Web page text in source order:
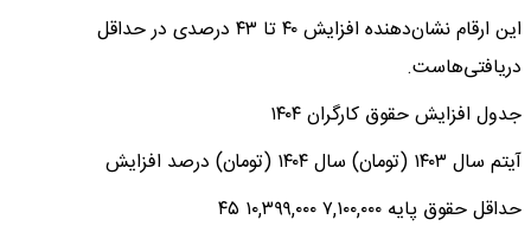
این ارقام نشان‌دهنده افزایش ۴۰ تا ۴۳ درصدی در حداقل
دریافتی‌هاست.
جدول افزایش حقوق کارگران ۱۴۰۴
آیتم سال ۱۴۰۳ (تومان) سال ۱۴۰۴ (تومان) درصد افزایش
حداقل حقوق پایه ۷,۱۰۰,۰۰۰ ۱۰,۳۹۹,۰۰۰ ۴۵